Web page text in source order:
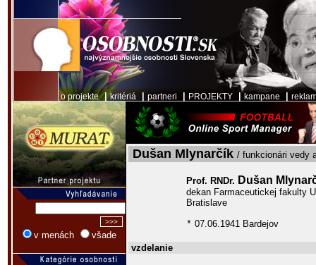
o projekte|kritériá partneri PROJEKTY kampane
v menách všade
Dušan Mlynarčík / funkcionári vedy
Prof. RNDr. Dušan
dekan Farmaceutickej fakulty
Bratislave
* 07.06.1941 Bardejov
vzdelanie